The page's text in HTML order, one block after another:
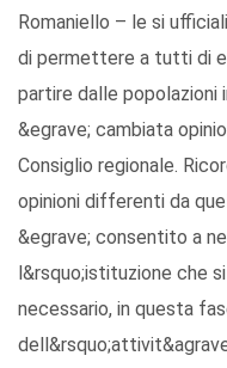
Romaniello – le si
di permettere a tutti di
partire dalle popolazioni
&egrave; cambiata
Consiglio regionale.
opinioni differenti da
&egrave; consentito a
l&rsquo;istituzione che
necessario, in questa